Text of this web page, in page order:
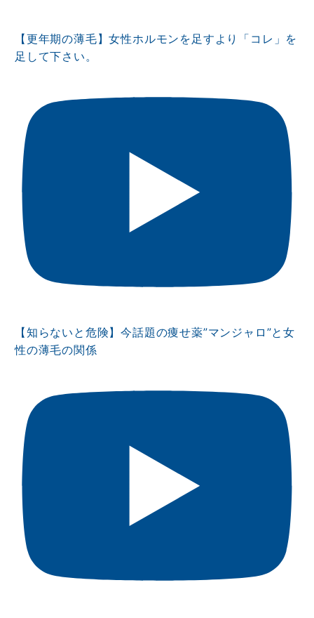
【更年期の薄毛】女性ホルモンを足すより「コレ」を
足して下さい。
【知らないと危険】今話題の痩せ薬”マンジャロ”と女
性の薄毛の関係